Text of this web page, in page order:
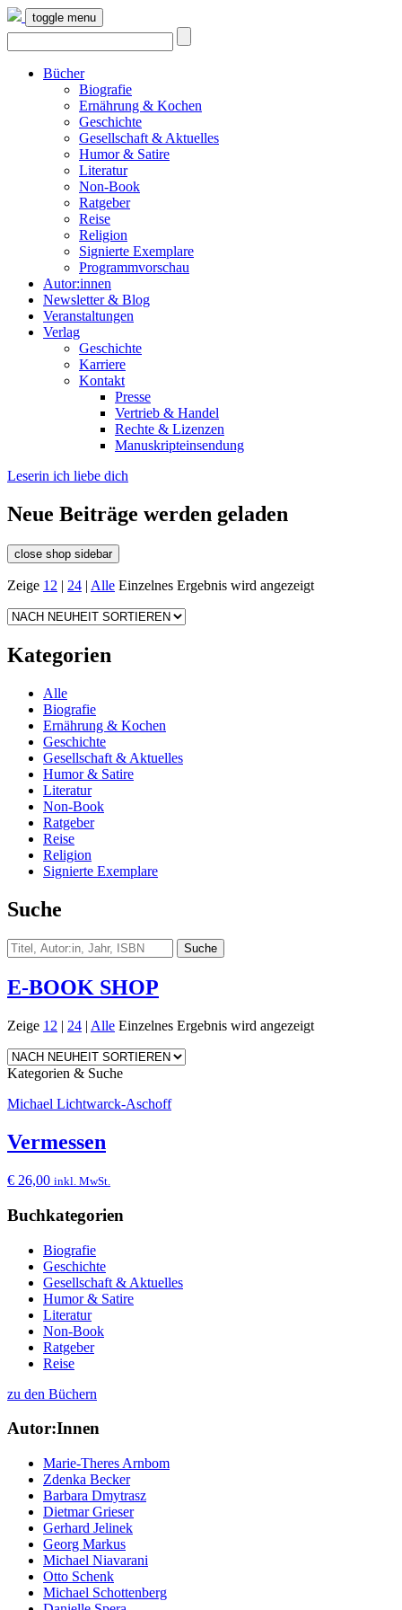
toggle menu
Bücher
Biografie
Ernährung & Kochen
Geschichte
Gesellschaft & Aktuelles
Humor & Satire
Literatur
Non-Book
Ratgeber
Reise
Religion
Signierte Exemplare
Programmvorschau
Autor:innen
Newsletter & Blog
Veranstaltungen
Verlag
Geschichte
Karriere
Kontakt
Presse
Vertrieb & Handel
Rechte & Lizenzen
Manuskripteinsendung
Leserin ich liebe dich
Neue Beiträge werden geladen
close shop sidebar
Zeige 12 | 24 | Alle Einzelnes Ergebnis wird angezeigt
Kategorien
Alle
Biografie
Ernährung & Kochen
Geschichte
Gesellschaft & Aktuelles
Humor & Satire
Literatur
Non-Book
Ratgeber
Reise
Religion
Signierte Exemplare
Suche
E-BOOK SHOP
Zeige 12 | 24 | Alle Einzelnes Ergebnis wird angezeigt
Kategorien & Suche
Michael Lichtwarck-Aschoff
Vermessen
€ 26,00 inkl. MwSt.
Buchkategorien
Biografie
Geschichte
Gesellschaft & Aktuelles
Humor & Satire
Literatur
Non-Book
Ratgeber
Reise
zu den Büchern
Autor:Innen
Marie-Theres Arnbom
Zdenka Becker
Barbara Dmytrasz
Dietmar Grieser
Gerhard Jelinek
Georg Markus
Michael Niavarani
Otto Schenk
Michael Schottenberg